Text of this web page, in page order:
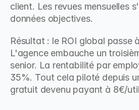
client. Les revues mensuelles
données objectives.
Résultat : le ROI global passe
L'agence embauche un
senior. La rentabilité par
35%. Tout cela piloté depuis
gratuit devenu payant à 8€/